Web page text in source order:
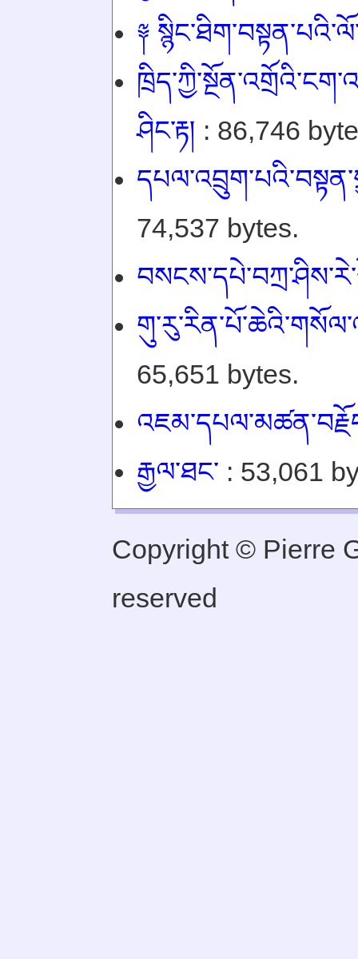
༈
ཤིང་རྟ། : 86,746
74,537 bytes.
65,651 bytes.
རྒྱལ་ཐང་ : 53,061
Copyright © Pierre
reserved